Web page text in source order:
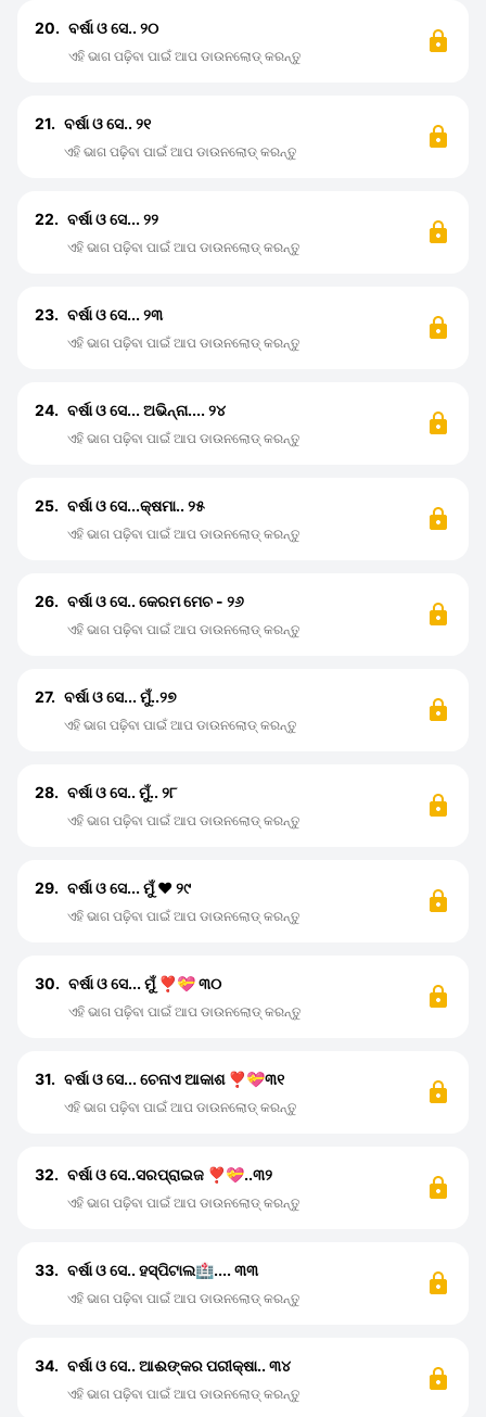
20. ବର୍ଷା ଓ ସେ.. ୨୦
ଏହି ଭାଗ ପଢ଼ିବା ପାଇଁ ଆପ ଡାଉନଲୋଡ୍ କରନ୍ତୁ
21. ବର୍ଷା ଓ ସେ.. ୨୧
ଏହି ଭାଗ ପଢ଼ିବା ପାଇଁ ଆପ ଡାଉନଲୋଡ୍ କରନ୍ତୁ
22. ବର୍ଷା ଓ ସେ... ୨୨
ଏହି ଭାଗ ପଢ଼ିବା ପାଇଁ ଆପ ଡାଉନଲୋଡ୍ କରନ୍ତୁ
23. ବର୍ଷା ଓ ସେ... ୨୩
ଏହି ଭାଗ ପଢ଼ିବା ପାଇଁ ଆପ ଡାଉନଲୋଡ୍ କରନ୍ତୁ
24. ବର୍ଷା ଓ ସେ... ଅଭିନ୍ନା.... ୨୪
ଏହି ଭାଗ ପଢ଼ିବା ପାଇଁ ଆପ ଡାଉନଲୋଡ୍ କରନ୍ତୁ
25. ବର୍ଷା ଓ ସେ...କ୍ଷମା.. ୨୫
ଏହି ଭାଗ ପଢ଼ିବା ପାଇଁ ଆପ ଡାଉନଲୋଡ୍ କରନ୍ତୁ
26. ବର୍ଷା ଓ ସେ.. କେରମ ମେଚ - ୨୬
ଏହି ଭାଗ ପଢ଼ିବା ପାଇଁ ଆପ ଡାଉନଲୋଡ୍ କରନ୍ତୁ
27. ବର୍ଷା ଓ ସେ... ମୁଁ..୨୭
ଏହି ଭାଗ ପଢ଼ିବା ପାଇଁ ଆପ ଡାଉନଲୋଡ୍ କରନ୍ତୁ
28. ବର୍ଷା ଓ ସେ.. ମୁଁ.. ୨୮
ଏହି ଭାଗ ପଢ଼ିବା ପାଇଁ ଆପ ଡାଉନଲୋଡ୍ କରନ୍ତୁ
29. ବର୍ଷା ଓ ସେ... ମୁଁ ❤️ ୨୯
ଏହି ଭାଗ ପଢ଼ିବା ପାଇଁ ଆପ ଡାଉନଲୋଡ୍ କରନ୍ତୁ
30. ବର୍ଷା ଓ ସେ... ମୁଁ ❣️💝 ୩୦
ଏହି ଭାଗ ପଢ଼ିବା ପାଇଁ ଆପ ଡାଉନଲୋଡ୍ କରନ୍ତୁ
31. ବର୍ଷା ଓ ସେ... ଚେନାଏ ଆକାଶ ❣️💝୩୧
ଏହି ଭାଗ ପଢ଼ିବା ପାଇଁ ଆପ ଡାଉନଲୋଡ୍ କରନ୍ତୁ
32. ବର୍ଷା ଓ ସେ..ସରପ୍ରାଇଜ ❣️💝..୩୨
ଏହି ଭାଗ ପଢ଼ିବା ପାଇଁ ଆପ ଡାଉନଲୋଡ୍ କରନ୍ତୁ
33. ବର୍ଷା ଓ ସେ.. ହସ୍ପିଟାଲ🏥.... ୩୩
ଏହି ଭାଗ ପଢ଼ିବା ପାଇଁ ଆପ ଡାଉନଲୋଡ୍ କରନ୍ତୁ
34. ବର୍ଷା ଓ ସେ.. ଆଈଙ୍କର ପରୀକ୍ଷା.. ୩୪
ଏହି ଭାଗ ପଢ଼ିବା ପାଇଁ ଆପ ଡାଉନଲୋଡ୍ କରନ୍ତୁ